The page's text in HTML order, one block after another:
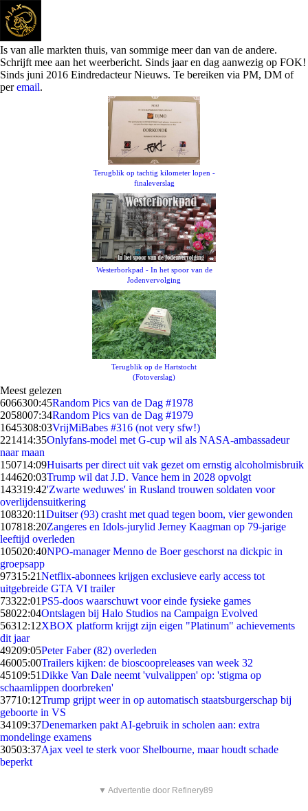
Is van alle markten thuis, van sommige meer dan van de andere.
Schrijft mee aan het weerbericht. Sinds jaar en dag aanwezig op FOK!
Sinds juni 2016 Eindredacteur Nieuws. Te bereiken via PM, DM of
peremail.
Terugblik op tachtig kilometer lopen -
finaleverslag
Westerborkpad - In het spoor van de
Jodenvervolging
Terugblik op de Hartstocht
(Fotoverslag)
Meest gelezen
6066300:45Random Pics van de Dag #1978
2058007:34Random Pics van de Dag #1979
1645308:03VrijMiBabes #316 (not very sfw!)
221414:35Onlyfans-model met G-cup wil als NASA-ambassadeur
naar maan
150714:09Huisarts per direct uit vak gezet om ernstig alcoholmisbruik
144620:03Trump wil dat J.D. Vance hem in 2028 opvolgt
143319:42'Zwarte weduwes' in Rusland trouwen soldaten voor
overlijdensuitkering
108320:11Duitser (93) crasht met quad tegen boom, vier gewonden
107818:20Zangeres en Idols-jurylid Jerney Kaagman op 79-jarige
leeftijd overleden
105020:40NPO-manager Menno de Boer geschorst na dickpic in
groepsapp
97315:21Netflix-abonnees krijgen exclusieve early access tot
uitgebreide GTA VI trailer
73322:01PS5-doos waarschuwt voor einde fysieke games
58022:04Ontslagen bij Halo Studios na Campaign Evolved
56312:12XBOX platform krijgt zijn eigen "Platinum" achievements
dit jaar
49209:05Peter Faber (82) overleden
46005:00Trailers kijken: de bioscoopreleases van week 32
45109:51Dikke Van Dale neemt 'vulvalippen' op: 'stigma op
schaamlippen doorbreken'
37710:12Trump grijpt weer in op automatisch staatsburgerschap bij
geboorte in VS
34109:37Denemarken pakt AI-gebruik in scholen aan: extra
mondelinge examens
30503:37Ajax veel te sterk voor Shelbourne, maar houdt schade
beperkt
▼ Advertentie door Refinery89